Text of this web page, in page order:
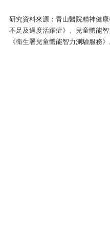
研究資料來源：青山醫院精神健
不足及過度活躍症》、兒童體能
《衞生署兒童體能智力測驗服務》